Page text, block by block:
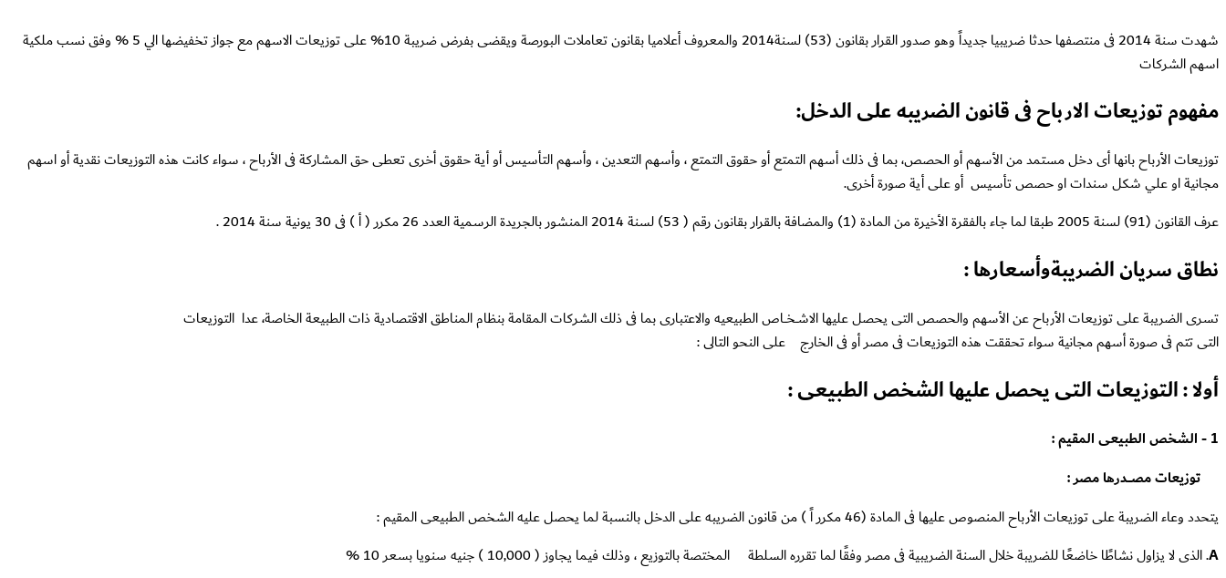
شهدت سنة 2014 فى منتصفها حدثا ضريبيا جديداً وهو صدور القرار بقانون (53) لسنة2014 والمعروف أعلاميا بقانون تعاملات البورصة ويقضى بفرض ضريبة 10% على توزيعات الاسهم مع جواز تخفيضها الي 5 % وفق نسب ملكية
اسهم الشركات
مفهوم توزيعات الارباح فى قانون الضريبه على الدخل:
توزيعات الأرباح بانها أى دخل مستمد من الأسهم أو الحصص، بما فى ذلك أسهم التمتع أو حقوق التمتع ، وأسهم التعدين ، وأسهم التأسيس أو أية حقوق أخرى تعطى حق المشاركة فى الأرباح ، سواء كانت هذه التوزيعات نقدية أو اسهم
مجانية او علي شكل سندات او حصص تأسيس أو على أية صورة أخرى.
عرف القانون (91) لسنة 2005 طبقا لما جاء بالفقرة الأخيرة من المادة (1) والمضافة بالقرار بقانون رقم ( 53) لسنة 2014 المنشور بالجريدة الرسمية العدد 26 مكرر ( أ ) فى 30 يونية سنة 2014 .
نطاق سريان الضريبةوأسعارها :
تسرى الضريبة على توزيعات الأرباح عن الأسهم والحصص التى يحصل عليها الاشــخـــاص الطبيعيه والاعتبارى بما فى ذلك الشركات المقامة بنظام المناطق الاقتصادية ذات الطبيعة الخاصة، عدا التوزيعات
التى تتم فى صورة أسهم مجانية سواء تحققت هذه التوزيعات فى مصر أو فى الخارج على النحو التالى :
أولا : التوزيعات التى يحصل عليها الشخص الطبيعى :
1 - الشخص الطبيعى المقيم :
توزيعات مصــــدرها مصر :
يتحدد وعاء الضريبة على توزيعات الأرباح المنصوص عليها فى المادة (46 مكرر اً ) من قانون الضريبه على الدخل بالنسبة لما يحصل عليه الشخص الطبيعى المقيم :
A. الذى لا يزاول نشاطًا خاضعًا للضريبة خلال السنة الضريبية فى مصر وفقًا لما تقرره السلطة المختصة بالتوزيع ، وذلك فيما يجاوز ( 10,000 ) جنيه سنويا بسعر 10 %